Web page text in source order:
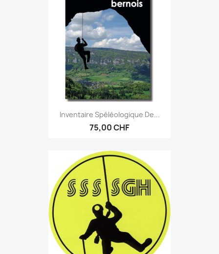
Inventaire Spéléologique De...
75,00 CHF